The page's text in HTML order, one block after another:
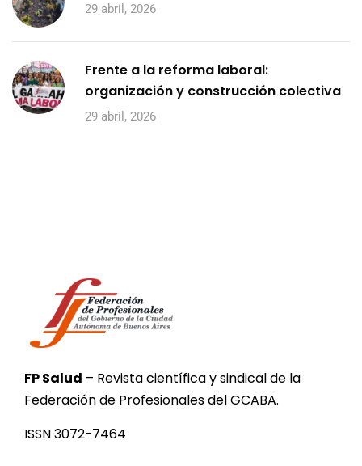
29 abril, 2026
Frente a la reforma laboral:
organización y construcción colectiva
29 abril, 2026
FP Salud – Revista científica y sindical de la
Federación de Profesionales del GCABA.
ISSN 3072-7464